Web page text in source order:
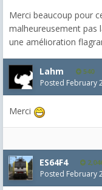
Merci beaucoup pour
malheureusement pas
une amélioration
Lahm 540
Posted February
Merci
ES64F4
Posted February